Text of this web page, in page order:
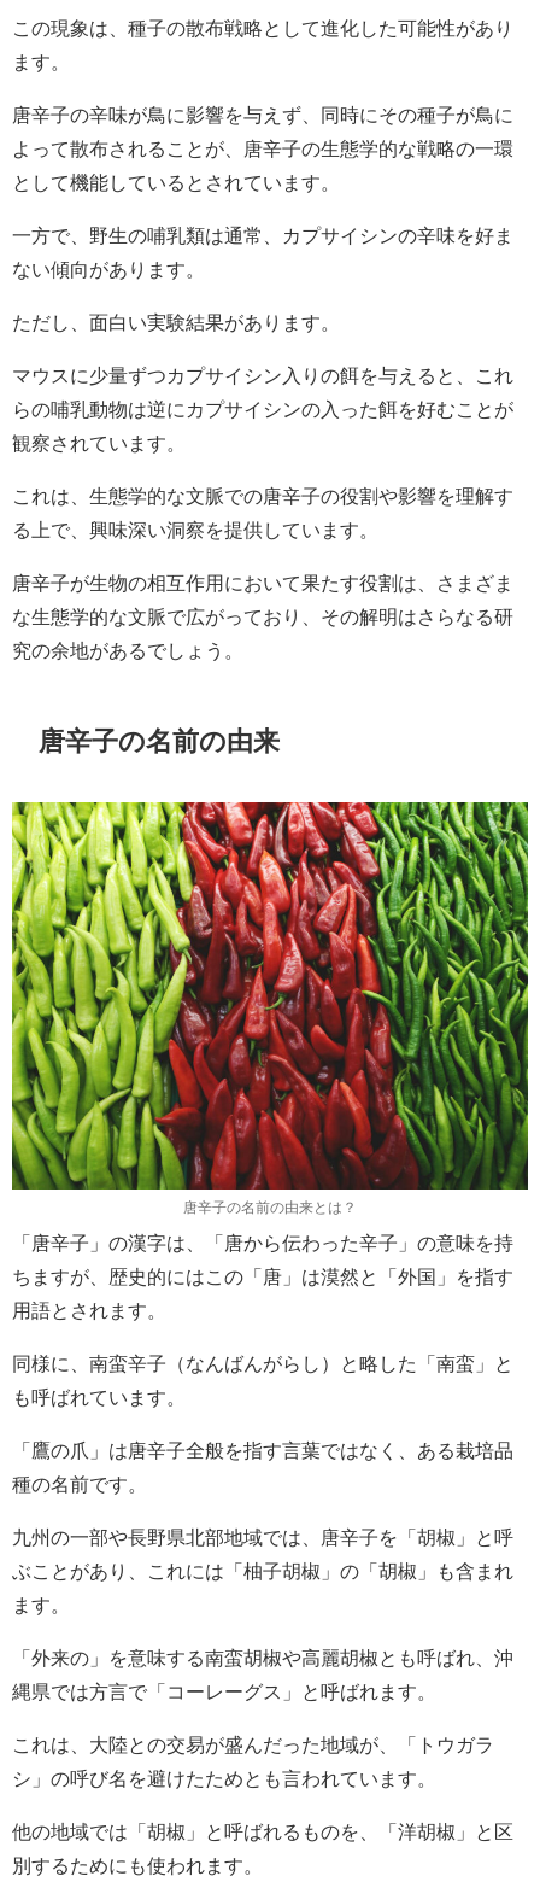
この現象は、種子の散布戦略として進化した可能性があり
ます。
唐辛子の辛味が鳥に影響を与えず、同時にその種子が鳥に
よって散布されることが、唐辛子の生態学的な戦略の一環
として機能しているとされています。
一方で、野生の哺乳類は通常、カプサイシンの辛味を好ま
ない傾向があります。
ただし、面白い実験結果があります。
マウスに少量ずつカプサイシン入りの餌を与えると、これ
らの哺乳動物は逆にカプサイシンの入った餌を好むことが
観察されています。
これは、生態学的な文脈での唐辛子の役割や影響を理解す
る上で、興味深い洞察を提供しています。
唐辛子が生物の相互作用において果たす役割は、さまざま
な生態学的な文脈で広がっており、その解明はさらなる研
究の余地があるでしょう。
唐辛子の名前の由来
唐辛子の名前の由来とは？
「唐辛子」の漢字は、「唐から伝わった辛子」の意味を持
ちますが、歴史的にはこの「唐」は漠然と「外国」を指す
用語とされます。
同様に、南蛮辛子（なんばんがらし）と略した「南蛮」と
も呼ばれています。
「鷹の爪」は唐辛子全般を指す言葉ではなく、ある栽培品
種の名前です。
九州の一部や長野県北部地域では、唐辛子を「胡椒」と呼
ぶことがあり、これには「柚子胡椒」の「胡椒」も含まれ
ます。
「外来の」を意味する南蛮胡椒や高麗胡椒とも呼ばれ、沖
縄県では方言で「コーレーグス」と呼ばれます。
これは、大陸との交易が盛んだった地域が、「トウガラ
シ」の呼び名を避けたためとも言われています。
他の地域では「胡椒」と呼ばれるものを、「洋胡椒」と区
別するためにも使われます。